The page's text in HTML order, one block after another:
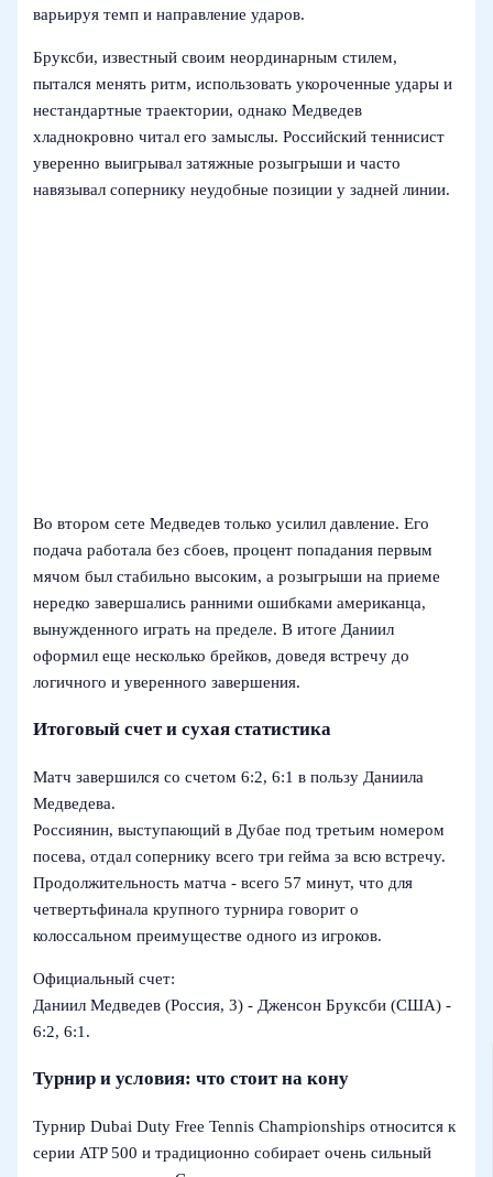
варьируя темп и направление ударов.
Бруксби, известный своим неординарным стилем,
пытался менять ритм, использовать укороченные удары и
нестандартные траектории, однако Медведев
хладнокровно читал его замыслы. Российский теннисист
уверенно выигрывал затяжные розыгрыши и часто
навязывал сопернику неудобные позиции у задней линии.
Во втором сете Медведев только усилил давление. Его
подача работала без сбоев, процент попадания первым
мячом был стабильно высоким, а розыгрыши на приеме
нередко завершались ранними ошибками американца,
вынужденного играть на пределе. В итоге Даниил
оформил еще несколько брейков, доведя встречу до
логичного и уверенного завершения.
Итоговый счет и сухая статистика
Матч завершился со счетом 6:2, 6:1 в пользу Даниила
Медведева.
Россиянин, выступающий в Дубае под третьим номером
посева, отдал сопернику всего три гейма за всю встречу.
Продолжительность матча - всего 57 минут, что для
четвертьфинала крупного турнира говорит о
колоссальном преимуществе одного из игроков.
Официальный счет:
Даниил Медведев (Россия, 3) - Дженсон Бруксби (США) -
6:2, 6:1.
Турнир и условия: что стоит на кону
Турнир Dubai Duty Free Tennis Championships относится к
серии ATP 500 и традиционно собирает очень сильный